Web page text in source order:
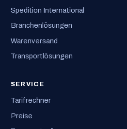
Spedition International
Branchenlösungen
Warenversand
Transportlösungen
SERVICE
Tarifrechner
Preise